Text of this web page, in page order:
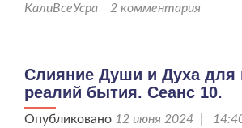
11.
КалиВсеУсра
2 комментария
Слияние Души и Духа для
реалий бытия. Сеанс 10.
Опубликовано 12 июня 2024 |